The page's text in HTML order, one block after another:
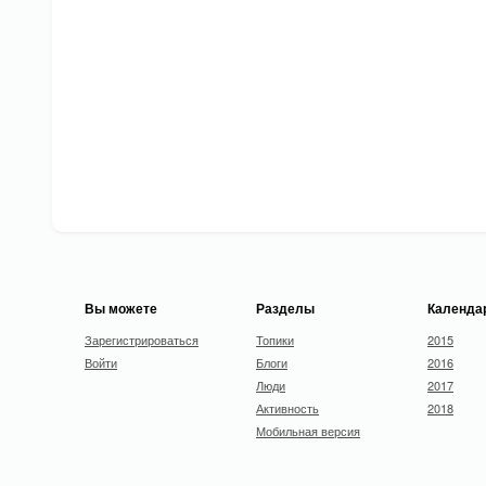
Вы можете
Зарегистрироваться
Войти
Разделы
Топики
Блоги
Люди
Активность
Мобильная версия
2015
2016
2017
2018